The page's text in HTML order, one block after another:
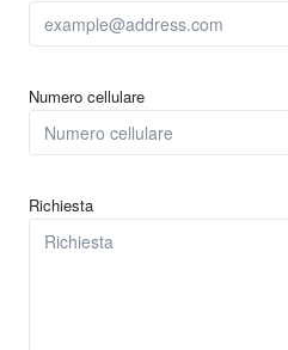
Numero cellulare
Richiesta